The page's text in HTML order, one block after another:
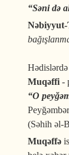
“Səni də
Nəbiyyut-
Muqəffi -
“O
(Səhih əl-
Muqəffə